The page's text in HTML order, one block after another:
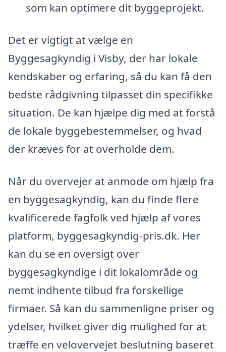
som kan optimere dit byggeprojekt.
Det er vigtigt at vælge en
Byggesagkyndig i Visby, der har lokale
kendskaber og erfaring, så du kan få den
bedste rådgivning tilpasset din specifikke
situation. De kan hjælpe dig med at forstå
de lokale byggebestemmelser, og hvad
der kræves for at overholde dem.
Når du overvejer at anmode om hjælp fra
en byggesagkyndig, kan du finde flere
kvalificerede fagfolk ved hjælp af vores
platform, byggesagkyndig-pris.dk. Her
kan du se en oversigt over
byggesagkyndige i dit lokalområde og
nemt indhente tilbud fra forskellige
firmaer. Så kan du sammenligne priser og
ydelser, hvilket giver dig mulighed for at
træffe en velovervejet beslutning baseret